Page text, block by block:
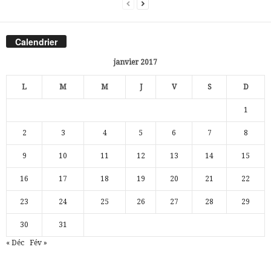
Calendrier
janvier 2017
L M M J V S D
1
2 3 4 5 6 7 8
9 10 11 12 13 14 15
16 17 18 19 20 21 22
23 24 25 26 27 28 29
30 31
« Déc Fév »